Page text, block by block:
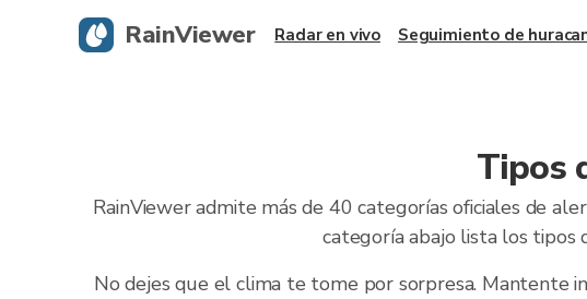
Tipos
RainViewer admite más de 40 categorías oficiales de
categoría abajo lista los tipos
No dejes que el clima te tome por sorpresa. Mantente
RainViewer Radar en vivo Seguimiento de